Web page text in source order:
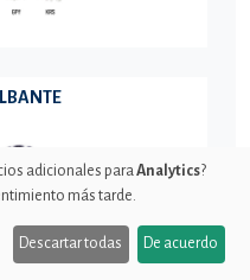
adicionales paraAnalytics?
más tarde.
Descartar todas De acuerdo